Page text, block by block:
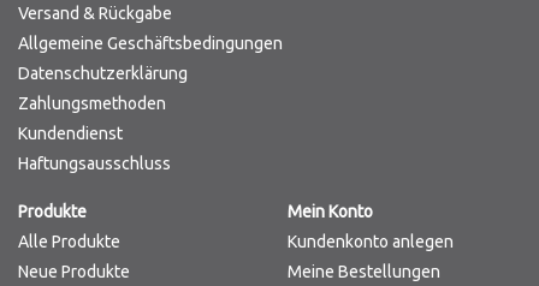
Versand & Rückgabe
Allgemeine Geschäftsbedingungen
Datenschutzerklärung
Zahlungsmethoden
Kundendienst
Haftungsausschluss
Produkte
Alle Produkte
Neue Produkte
Mein Konto
Kundenkonto anlegen
Meine Bestellungen